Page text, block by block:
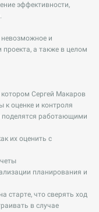
эффективности,
невозможное и
проекта, а также в целом
Сергей Макаров
к оценке и контроля
поделятся работающими
их оценить с
планирования и
старте, что сверять ход
в случае